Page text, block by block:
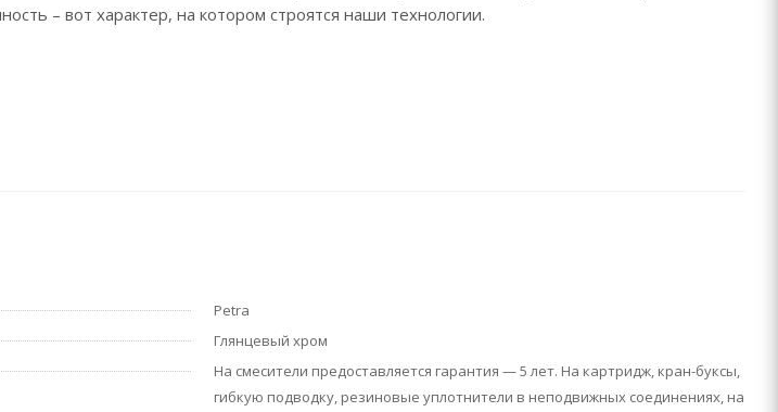
– вот характер, на котором строятся наши технологии.
Petra
Глянцевый хром
На смесители предоставляется гарантия — 5 лет. На картридж, кран-буксы,
гибкую подводку, резиновые уплотнители в неподвижных соединениях, на